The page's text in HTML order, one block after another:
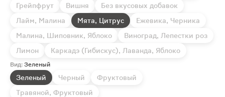
Грейпфрут
Вишня
Без вкусовых добавок
Лайм, Малина
Мята, Цитрус
Ежевика, Черника
Малина, Шиповник, Яблоко
Виноград, Лепестки роз
Лимон
Каркадэ (Гибискус), Лаванда, Яблоко
Вид: Зеленый
Зеленый Черный
Фруктовый
Травяной, Фруктовый